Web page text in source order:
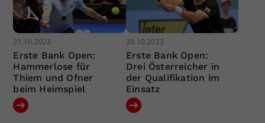
21.10.2023
Erste Bank Open:
Hammerlose für
Thiem und Ofner
beim Heimspiel
20.10.2023
Erste Bank Open:
Drei Österreicher in
der Qualifikation im
Einsatz